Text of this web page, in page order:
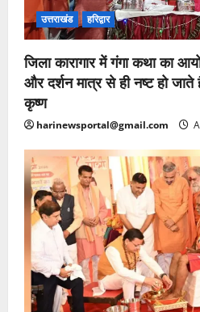
उत्तराखंड हरिद्वार
जिला कारागार में गंगा कथा का
और दर्शन मात्र से ही नष्ट हो
कृष्ण
harinewsportal@gmail.com